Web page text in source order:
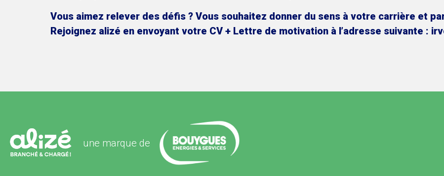
Vous aimez relever des défis ? Vous souhaitez donner du sens à votre carrière et
Rejoignez alizé en envoyant votre CV + Lettre de motivation à l’adresse suivante :
une marque de